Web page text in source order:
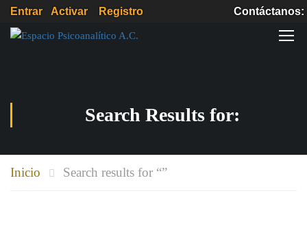
Entrar Activar Registro
Search Results for:
Inicio Search results for “”